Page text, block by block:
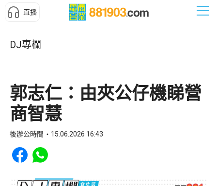
直播
DJ專欄
郭志仁：由夾公仔機睇營
商智慧
後辦公時間 15.06.2026 16:43
Share to Facebook
Share to WhatsApp